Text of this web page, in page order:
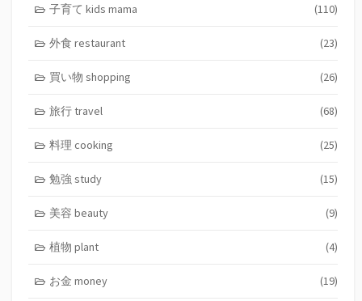
子育て kids mama (110)
外食 restaurant (23)
買い物 shopping (26)
旅行 travel (68)
料理 cooking (25)
勉強 study (15)
美容 beauty (9)
植物 plant (4)
お金 money (19)